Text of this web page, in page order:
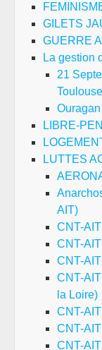
GILETS
GUERRE
La gestion
21
Toulouse
LIBRE-
LUTTES
AIT)
CNT-
CNT-
CNT-
CNT-
la Loire)
CNT-
CNT-
CNT-